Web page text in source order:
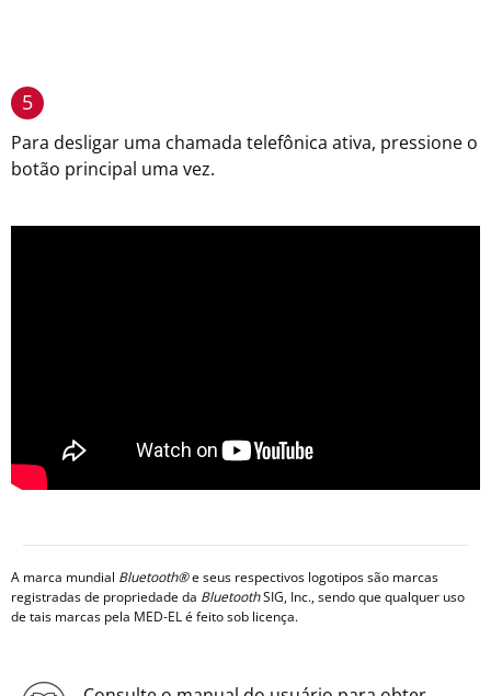
5
Para desligar uma chamada telefônica ativa, pressione o
botão principal uma vez.
A marca mundial Bluetooth®e seus respectivos logotipos são marcas
registradas de propriedade da BluetoothSIG, Inc., sendo que qualquer uso
de tais marcas pela MED-EL é feito sob licença.